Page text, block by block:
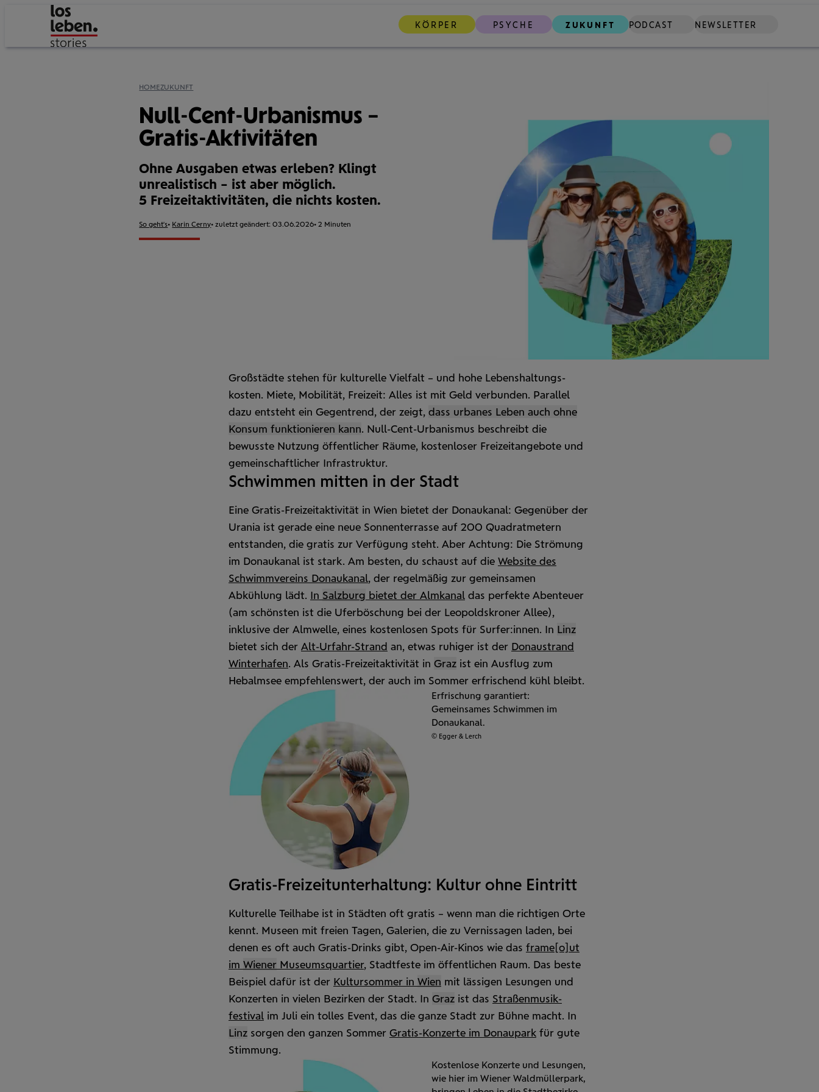
KÖRPER PSYCHE ZUKUNFT PODCAST NEWSLETTER
HOMEZUKUNFT
Null-Cent-Urbanismus –
Gratis-Aktivitäten
Ohne Ausgaben etwas erleben? Klingt
unrealistisch – ist aber möglich.
5 Freizeitaktivitäten, die nichts kosten.
Format:
So geht's Autor:
Karin Cerny zuletzt geändert: 03.06.2026 Lesezeit:
2 Minuten
Großstädte stehen für kulturelle Vielfalt – und hohe Lebens­haltungs­
kosten. Miete, Mobilität, Freizeit: Alles ist mit Geld verbunden. Parallel
dazu entsteht ein Gegen­trend, der zeigt, dass urbanes Leben auch ohne
Konsum funktio­nieren kann. Null-Cent-Urban­ismus beschreibt die
bewusste Nutzung öffentlicher Räume, kosten­loser Freizeit­angebote und
gemein­schaftlicher Infra­struktur.
Schwimmen mitten in der Stadt
Eine Gratis-Freizeitaktivität in Wien bietet der Donaukanal: Gegenüber der
Urania ist gerade eine neue Sonnenterrasse auf 200 Quadrat­metern
entstanden, die gratis zur Verfügung steht. Aber Achtung: Die Strömung
im Donau­kanal ist stark. Am besten, du schaust auf die Website des
Schwimm­vereins Donau­kanal, der regel­mäßig zur gemein­samen
Abkühlung lädt. In Salzburg bietet der Alm­kanal das perfekte Abenteuer
(am schönsten ist die Ufer­böschung bei der Leopolds­kroner Allee),
inklusive der Alm­welle, eines kosten­losen Spots für Surfer:innen. In Linz
bietet sich der Alt-Urfahr-Strand an, etwas ruhiger ist der Donau­strand
Winter­hafen. Als Gratis-Freizeitaktivität in Graz ist ein Ausflug zum
Hebalm­see empfeh­lens­wert, der auch im Sommer erfrischend kühl bleibt.
Erfrischung garantiert:
Gemeinsames Schwimmen im
Donaukanal.
© Egger & Lerch
Gratis-Freizeitunterhaltung: Kultur ohne Eintritt
Kulturelle Teilhabe ist in Städten oft gratis – wenn man die richtigen Orte
kennt. Museen mit freien Tagen, Galerien, die zu Vernissagen laden, bei
denen es oft auch Gratis-Drinks gibt, Open-Air-Kinos wie das frame[o]ut
im Wiener Museums­quartier, Stadt­feste im öffent­lichen Raum. Das beste
Beispiel dafür ist der Kultur­sommer in Wien mit lässigen Lesungen und
Konzerten in vielen Bezirken der Stadt. In Graz ist das Straßen­musik­
festival im Juli ein tolles Event, das die ganze Stadt zur Bühne macht. In
Linz sorgen den ganzen Sommer Gratis-Konzerte im Donau­park für gute
Stimmung.
Kostenlose Konzerte und Lesungen,
wie hier im Wiener Waldmüllerpark,